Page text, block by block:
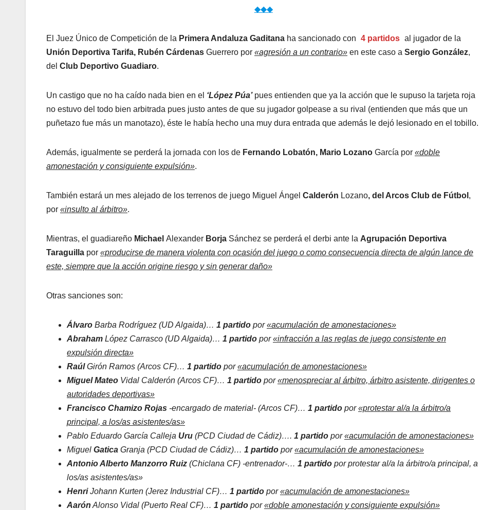
◆◆◆
El Juez Único de Competición de la Primera Andaluza Gaditana ha sancionado con 4 partidos al jugador de la
Unión Deportiva Tarifa, Rubén Cárdenas Guerrero por «agresión a un contrario» en este caso a Sergio González,
del Club Deportivo Guadiaro.
Un castigo que no ha caído nada bien en el ‘López Púa’pues entienden que ya la acción que le supuso la tarjeta roja
no estuvo del todo bien arbitrada pues justo antes de que su jugador golpease a su rival (entienden que más que un
puñetazo fue más un manotazo), éste le había hecho una muy dura entrada que además le dejó lesionado en el tobillo.
Además, igualmente se perderá la jornada con los de Fernando Lobatón, Mario Lozano García por «doble
amonestación y consiguiente expulsión».
También estará un mes alejado de los terrenos de juego Miguel Ángel Calderón Lozano, del Arcos Club de Fútbol ,
por «insulto al árbitro».
Mientras, el guadiareño Michael Alexander Borja Sánchez se perderá el derbi ante la Agrupación Deportiva
Taraguilla por «producirse de manera violenta con ocasión del juego o como consecuencia directa de algún lance de
este, siempre que la acción origine riesgo y sin generar daño»
Otras sanciones son:
Álvaro Barba Rodríguez (UD Algaida)… 1 partido por«acumulación de amonestaciones»
Abraham López Carrasco (UD Algaida)… 1 partido por«infracción a las reglas de juego consistente en
expulsión directa»
RaúlGirón Ramos (Arcos CF)… 1 partido por«acumulación de amonestaciones»
Miguel Mateo Vidal Calderón (Arcos CF)… 1 partido por«menospreciar al árbitro, árbitro asistente, dirigentes o
autoridades deportivas»
Francisco Chamizo Rojas -encargado de material- (Arcos CF)… 1 partido por«protestar al/a la árbitro/a
principal, a los/as asistentes/as»
Pablo Eduardo García Calleja Uru (PCD Ciudad de Cádiz)…. 1 partido por«acumulación de amonestaciones»
Miguel Gatica Granja (PCD Ciudad de Cádiz)… 1 partido por«acumulación de amonestaciones»
Antonio Alberto Manzorro Ruiz (Chiclana CF) -entrenador-… 1 partido por protestar al/a la árbitro/a principal, a
los/as asistentes/as»
HenriJohann Kurten (Jerez Industrial CF)… 1 partido por«acumulación de amonestaciones»
Aarón Alonso Vidal (Puerto Real CF)… 1 partido por«doble amonestación y consiguiente expulsión»